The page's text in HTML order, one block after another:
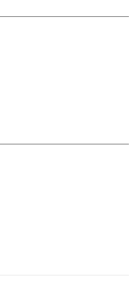
ます。